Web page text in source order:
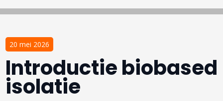
20 mei 2026
Introductie biobased
isolatie